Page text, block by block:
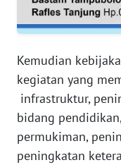
Kemudian
kegiatan yang
infrastruktur,
bidang
permukiman,
peningkatan
WN
WN
NTB
WN
SULTENG